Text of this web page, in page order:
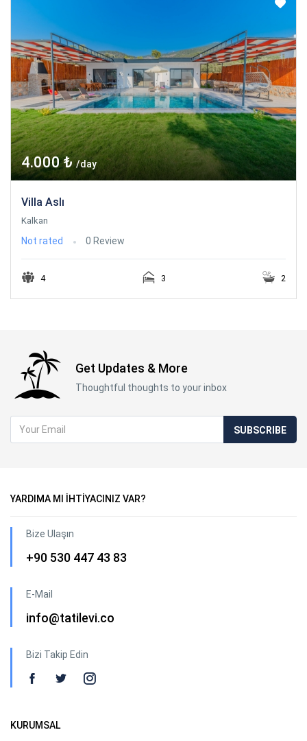
4.000 ₺/day
Villa Aslı
Kalkan
Not rated 0 Review
4 3 2
Get Updates & More
Thoughtful thoughts to your inbox
SUBSCRIBE
YARDIMA MI İHTİYACINIZ VAR?
Bize Ulaşın
+90 530 447 43 83
E-Mail
info@tatilevi.co
Bizi Takip Edin
KURUMSAL